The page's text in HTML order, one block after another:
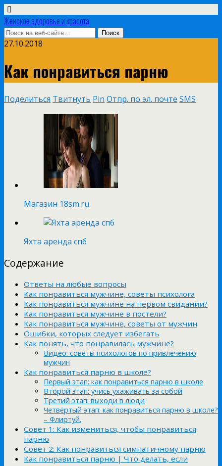
Женское здоровье и красота
27.10.2018
Как понравиться парню
Поделиться Твитнуть Pin Отпр. по эл. почте SMS
Магазин 18sm.ru
Яхта аренда спб
Содержание
Ответы на любые вопросы
Как понравиться мужчине, советы психолога
Как понравиться мужчине на первом свидании?
Как понравиться мужчине в постели?
Как понравиться мужчине, советы от мужчин
Ошибки, которых следует избегать
Как понять, что понравилась мужчине?
Видео: советы психологов по привлечению
мужчин
Как понравиться парню в школе?
Первый этап: как понравиться парню в школе
Второй этап: учись ухаживать за собой
Третий этап: выходи в люди
Четвёртый этап: как понравиться парню в школе?
– Флиртуй.
Совет 1: Как измениться, чтобы понравиться
парню
Совет 2: Как понравиться симпатичному парню
Как понравиться парню | Что делать, если